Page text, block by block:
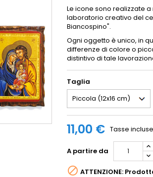
Le icone sono realizzate
laboratorio creativo del
Biancospino".
Ogni oggetto è unico, in
differenze di colore o
distintivo di tale
Taglia
11,00 € Tasse incluse
A partire da
 ATTENZIONE: